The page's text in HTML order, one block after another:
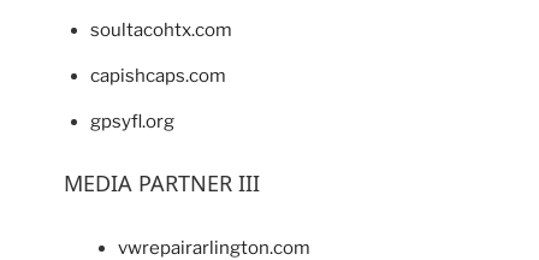
soultacohtx.com
capishcaps.com
gpsyfl.org
MEDIA PARTNER III
vwrepairarlington.com